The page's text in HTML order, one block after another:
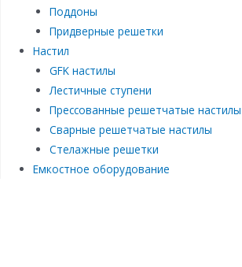
Поддоны
Придверные решетки
Настил
GFK настилы
Лестичные ступени
Прессованные решетчатые настилы
Сварные решетчатые настилы
Стелажные решетки
Емкостное оборудование